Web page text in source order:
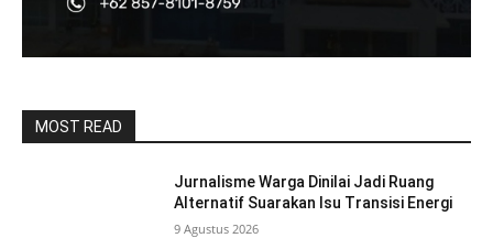
MOST READ
Jurnalisme Warga Dinilai Jadi Ruang
Alternatif Suarakan Isu Transisi Energi
9 Agustus 2026